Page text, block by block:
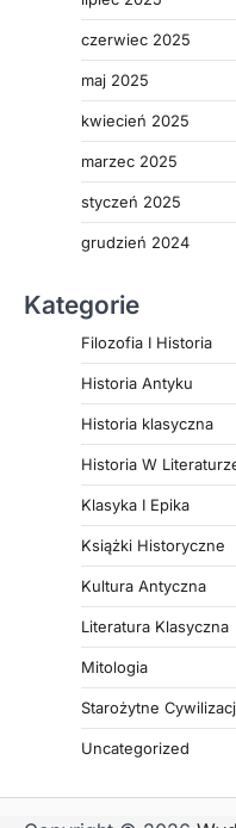
czerwiec 2025
maj 2025
kwiecień 2025
marzec 2025
styczeń 2025
grudzień 2024
Kategorie
Filozofia I Historia
Historia Antyku
Historia klasyczna
Historia W
Klasyka I Epika
Książki Historyczne
Kultura Antyczna
Literatura Klasyczna
Mitologia
Starożytne
Uncategorized